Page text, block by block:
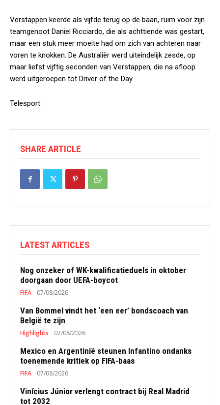
Verstappen keerde als vijfde terug op de baan, ruim voor zijn
teamgenoot Daniel Ricciardo, die als achttiende was gestart,
maar een stuk meer moeite had om zich van achteren naar
voren te knokken. De Australiër werd uiteindelijk zesde, op
maar liefst vijftig seconden van Verstappen, die na afloop
werd uitgeroepen tot Driver of the Day.
Telesport
SHARE ARTICLE
LATEST ARTICLES
Nog onzeker of WK-kwalificatieduels in oktober
doorgaan door UEFA-boycot
FIFA 07/08/2026
Van Bommel vindt het ‘een eer’ bondscoach van
België te zijn
Highlights 07/08/2026
Mexico en Argentinië steunen Infantino ondanks
toenemende kritiek op FIFA-baas
FIFA 07/08/2026
Vinícius Júnior verlengt contract bij Real Madrid
tot 2032